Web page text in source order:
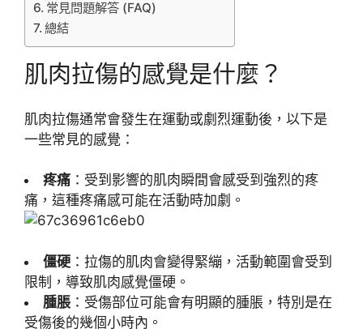
常見問題解答 (FAQ)
總結
肌肉拉傷的感覺是什麼？
肌肉拉傷通常會發生在運動或劇烈運動後，以下是
一些常見的感覺：
疼痛 ：受到影響的肌肉瞬間會感受到強烈的疼
痛，這種疼痛感可能在活動時加劇。
僵硬 ：拉傷的肌肉會變得緊繃，活動範圍會受到
限制，導致肌肉感覺僵硬。
腫脹 ：受傷部位可能會有明顯的腫脹，特別是在
受傷後的幾個小時內。